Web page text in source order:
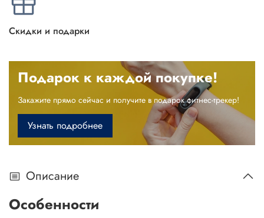
Скидки и подарки
Подарок к каждой покупке!
Закажите прямо сейчас и получите в подарок фитнес-трекер!
Узнать подробнее
Описание
Особенности